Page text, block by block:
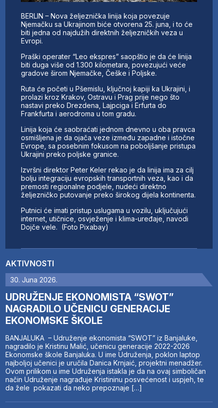
AKTIVNOSTI
30. Juna 2026.
UDRUŽENJE EKONOMISTA “SWOT”
NAGRADILO UČENICU GENERACIJE
EKONOMSKE ŠKOLE
BANJALUKA – Udruženje ekonomista “SWOT” iz Banjaluke,
nagradilo je Kristinu Malić, učenicu generacije 2022-2026
Ekonomske škole Banjaluka. U ime Udruženja, poklon laptop
najboljoj učenici je uručila Danica Krnjaić, projektni menadžer.
Ovom prilikom u ime Udruženja istakla je da na ovaj simboličan
način Udruženje nagrađuje Kristininu posvećenost i uspjeh, te
da žele pokazati da neko prepoznaje […]
BERLIN – Nova željeznička linija koja povezuje
Njemačku sa Ukrajinom biće otvorena 25. juna, i to će
biti jedna od najdužih direktnih željezničkih veza u
Evropi.
Praški operater “Leo ekspres” saopštio je da će linija
biti duga više od 1.300 kilometara, povezujući veće
gradove širom Njemačke, Češke i Poljske.
Ruta će početi u Pšemislu, ključnoj kapiji ka Ukrajini, i
prolazi kroz Krakov, Ostravu i Prag prije nego što
nastavi preko Drezdena, Lajpciga i Erfurta do
Frankfurta i aerodroma u tom gradu.
Linija koja će saobraćati jednom dnevno u oba pravca
osmišljena je da ojača veze između zapadne i istočne
Evrope, sa posebnim fokusom na poboljšanje pristupa
Ukrajini preko poljske granice.
Izvršni direktor Peter Keler rekao je da linija ima za cilj
bolju integraciju evropskih transportnih veza, kao i da
premosti regionalne podjele, nudeći direktno
željezničko putovanje preko širokog dijela kontinenta.
Putnici će imati pristup uslugama u vozilu, uključujući
internet, utičnice, osvježenje i klima-uređaje, navodi
Dojče vele. (Foto Pixabay)